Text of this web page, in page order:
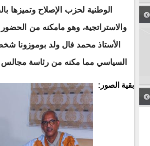
الوطنية لحزب الإصلاح وتميزها
والاستراتجية، وهو مامكنه من
الأستاذ محمد فال ولد بوموزونا
السياسي مما مكنه من رئاسة مجالس
بقية الصور: